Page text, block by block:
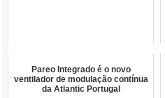
Pareo Integrado é o novo
ventilador de modulação contínua
da Atlantic Portugal